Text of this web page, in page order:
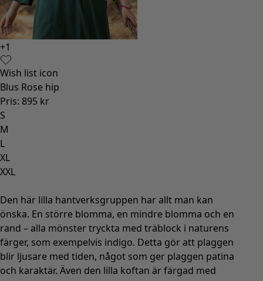
+1
Wish list icon
Blus Rose hip
Pris: 895 kr
S
M
L
XL
XXL
Den här lilla hantverksgruppen har allt man kan
önska. En större blomma, en mindre blomma och en
rand – alla mönster tryckta med träblock i naturens
färger, som exempelvis indigo. Detta gör att plaggen
blir ljusare med tiden, något som ger plaggen patina
och karaktär. Även den lilla koftan är färgad med